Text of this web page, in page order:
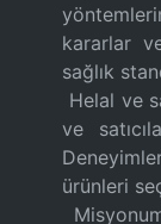
kararlar
sağlık
Helal ve
ve
ürünleri